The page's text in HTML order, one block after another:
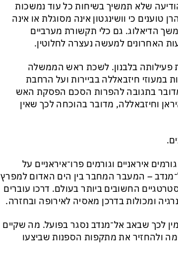
שלא תמשיך בשיחות כל עוד נמשכות
טוענים כי וושינגטון אינה מסוגלת או אינה
הדיאלוג. גם כלי תקשורת מערביים
האחרונים למעשה נעצרה לחלוטין.
פעילותה בלבנון. לשכת ראש הממשלה
במעוזי חיזבאללה בביירות ועל הרחבת
מדובר בתגובה להפרות הסכם הפסקת האש
וחיזבאללה, מדובר בהוכחה לכך שאין
איראניים וגורמים פרו־איראניים על
– המעבר המחבר בין הים האדום למפרץ
החשובים ביותר בעולם. דרכו עוברים
ומכולות בדרכן מאסיה לאירופה ובחזרה.
לכך שבאב אל־מנדב נסגר בפועל. מה שקיים
ולהחזיר את מתקפות הספנות שביצעו